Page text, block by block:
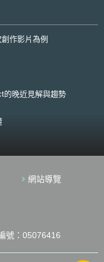
失，數位必載仍有需要，
度的負擔。故系統業者僅
12個數位頻道，且列為頻
電視已極趨弱勢，必載的
應輔導其回歸商業競爭，
。商業無線電視台的全部
，造成搭便車之效果，進
行載送之商業協商者，亦
，由無線電視業者自行選
線電視業者間的歧異；亦
建設」（Infrastructure）
均GDP、對外直接投資佔
發總支出占GDP比例等。
國和美國，乃因兩國之間
能、企業效能、基礎建設
作影片為例
的晚近見解與趨勢
網站導覽
號：05076416